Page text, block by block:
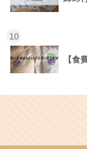
10
【食